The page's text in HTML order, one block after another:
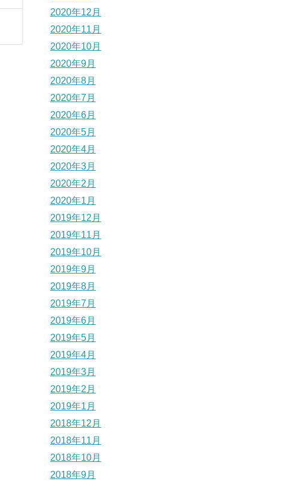
2020年12月
2020年11月
2020年10月
2020年9月
2020年8月
2020年7月
2020年6月
2020年5月
2020年4月
2020年3月
2020年2月
2020年1月
2019年12月
2019年11月
2019年10月
2019年9月
2019年8月
2019年7月
2019年6月
2019年5月
2019年4月
2019年3月
2019年2月
2019年1月
2018年12月
2018年11月
2018年10月
2018年9月